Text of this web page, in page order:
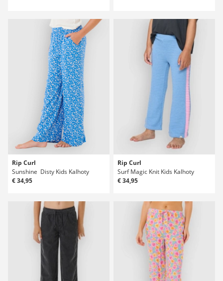
Rip Curl
Sunshine Disty Kids Kalhoty
€ 34,95
Rip Curl
Surf Magic Knit Kids Kalhoty
€ 34,95